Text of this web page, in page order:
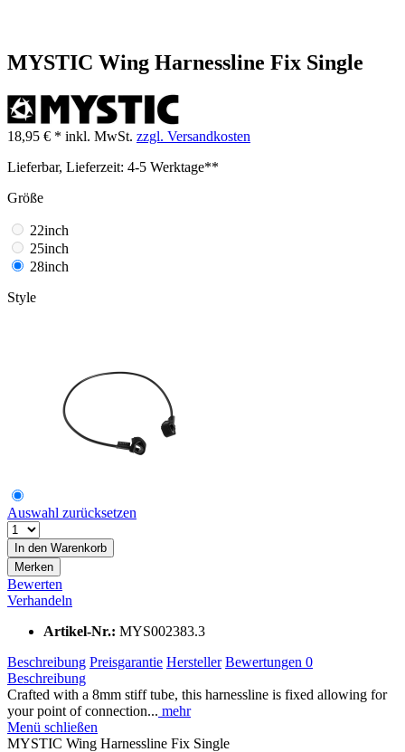
MYSTIC Wing Harnessline Fix Single
18,95 € * inkl. MwSt. zzgl. Versandkosten
Lieferbar, Lieferzeit: 4-5 Werktage**
Größe
22inch
25inch
28inch
Style
Auswahl zurücksetzen
In den Warenkorb
Merken
Bewerten
Verhandeln
Artikel-Nr.: MYS002383.3
Beschreibung Preisgarantie Hersteller Bewertungen 0
Beschreibung
Crafted with a 8mm stiff tube, this harnessline is fixed allowing for
your point of connection... mehr
Menü schließen
MYSTIC Wing Harnessline Fix Single